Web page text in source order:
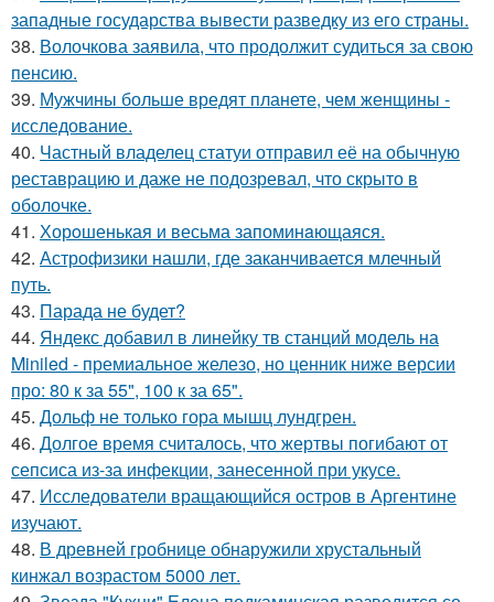
западные государства вывести разведку из его страны.
38. Волочкова заявила, что продолжит судиться за свою
пенсию.
39. Мужчины больше вредят планете, чем женщины -
исследование.
40. Частный владелец статуи отправил её на обычную
реставрацию и даже не подозревал, что скрыто в
оболочке.
41. Хорoшенькая и весьма запоминaющаяся.
42. Астрофизики нашли, где заканчивается млечный
путь.
43. Парада не будет?
44. Яндекс добавил в линейку тв станций модель на
Miniled - премиальное железо, но ценник ниже версии
про: 80 к за 55", 100 к за 65".
45. Дольф не только гора мышц лундгрен.
46. Долгое время считалось, что жертвы погибают от
сепсиса из-за инфекции, занесенной при укусе.
47. Исследователи вращающийся остров в Аргентине
изучают.
48. В древней гробнице обнаружили хрустальный
кинжал возрастом 5000 лет.